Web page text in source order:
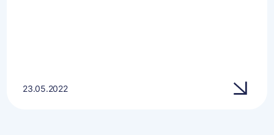
23.05.2022